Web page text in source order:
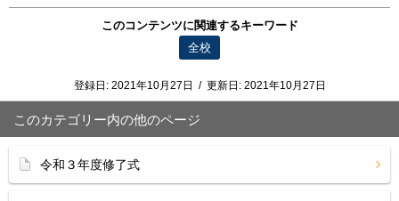
このコンテンツに関連するキーワード
全校
登録日: 2021年10月27日 / 更新日: 2021年10月27日
このカテゴリー内の他のページ
令和３年度修了式